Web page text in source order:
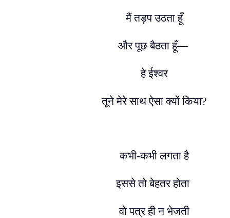
मैं तड़प उठता हूँ
और पूछ बैठता हूँ—
हे ईश्वर
तूने मेरे साथ ऐसा क्यों किया?
कभी-कभी लगता है
इससे तो बेहतर होता
वो पत्र ही न भेजती